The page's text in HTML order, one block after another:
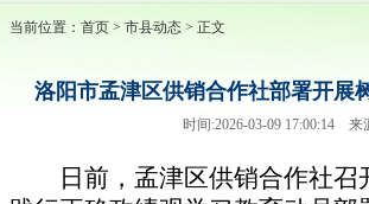
当前位置： 首页 > 市县动态 > 正文
洛阳市孟津区供销合作社部署开展
时间:2026-03-09 17:00:14
日前，孟津区供销合作社召